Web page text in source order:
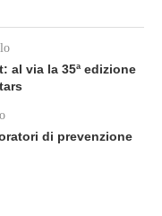
al via la 35ª edizione
di prevenzione